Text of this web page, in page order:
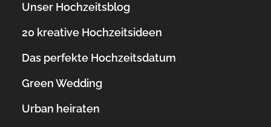
Unser Hochzeitsblog
20 kreative Hochzeitsideen
Das perfekte Hochzeitsdatum
Green Wedding
Urban heiraten